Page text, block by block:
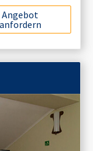
Angebot
anfordern